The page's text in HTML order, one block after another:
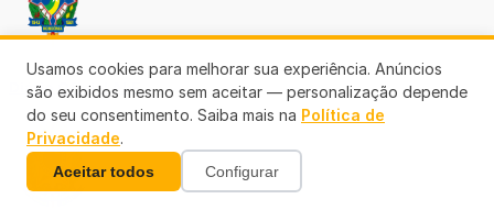
Diário Oficial ALE
Usamos cookies para melhorar sua experiência. Anúncios
são exibidos mesmo sem aceitar — personalização depende
do seu consentimento. Saiba mais na Política de
Privacidade.
Aceitar todos Configurar